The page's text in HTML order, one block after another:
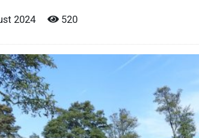
2024 520